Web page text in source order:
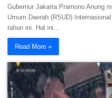
Gubernur Jakarta Pramono Anung
Umum Daerah (RSUD)
tahun ini. Hal ini…
Read More »